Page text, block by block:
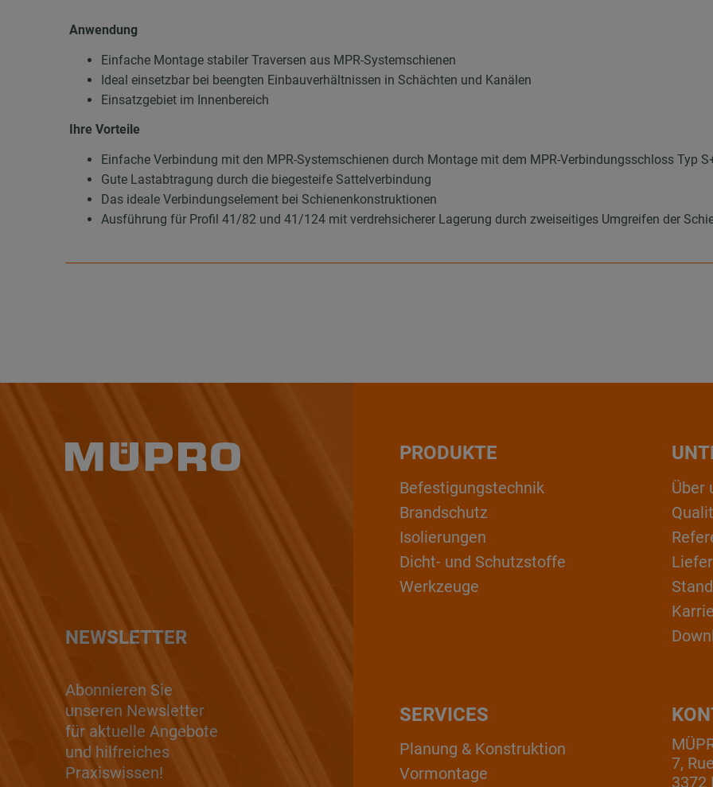
Anwendung
Einfache Montage stabiler Traversen aus MPR-Systemschienen
Ideal einsetzbar bei beengten Einbauverhältnissen in Schächten und Kanälen
Einsatzgebiet im Innenbereich
Ihre Vorteile
Einfache Verbindung mit den MPR-Systemschienen durch Montage mit dem MPR-Verbindungsschloss Typ
Gute Lastabtragung durch die biegesteife Sattelverbindung
Das ideale Verbindungselement bei Schienenkonstruktionen
Ausführung für Profil 41/82 und 41/124 mit verdrehsicherer Lagerung durch zweiseitiges Umgreifen der
NEWSLETTER
Abonnieren Sie
unseren Newsletter
für aktuelle Angebote
und hilfreiches
Praxiswissen!
PRODUKTE
Befestigungstechnik
Brandschutz
Isolierungen
Dicht- und Schutzstoffe
Werkzeuge
Über
7,
3372
SERVICES
Planung & Konstruktion
Vormontage